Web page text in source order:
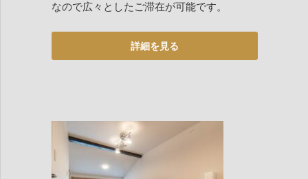
なので広々としたご滞在が可能です。